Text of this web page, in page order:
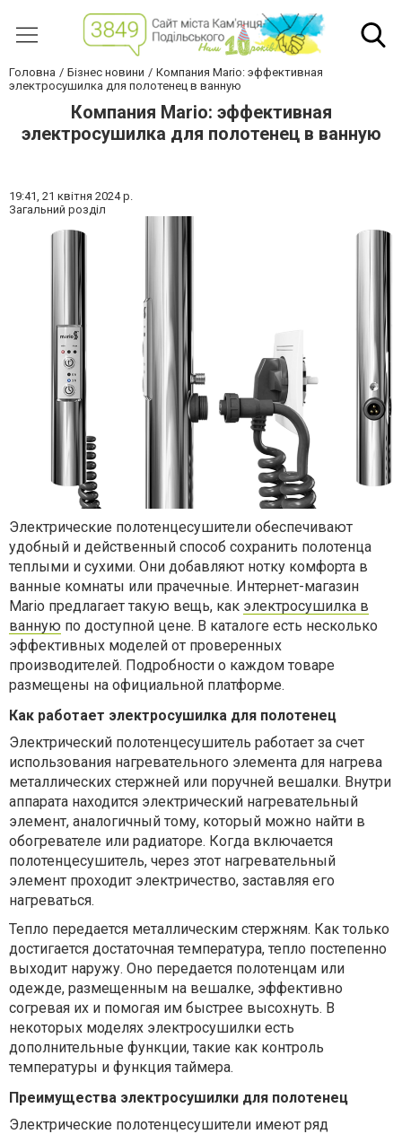
Головна Бізнес новини
Компания Mario: эффективная
электросушилка для полотенец в ванную
Компания Mario: эффективная
электросушилка для полотенец в ванную
19:41, 21 квітня 2024 р.
Загальний розділ
Электрические полотенцесушители обеспечивают
удобный и действенный способ сохранить полотенца
теплыми и сухими. Они добавляют нотку комфорта в
ванные комнаты или прачечные. Интернет-магазин
Mario предлагает такую вещь, как электросушилка в
ванную по доступной цене. В каталоге есть несколько
эффективных моделей от проверенных
производителей. Подробности о каждом товаре
размещены на официальной платформе.
Как работает электросушилка для полотенец
Электрический полотенцесушитель работает за счет
использования нагревательного элемента для нагрева
металлических стержней или поручней вешалки. Внутри
аппарата находится электрический нагревательный
элемент, аналогичный тому, который можно найти в
обогревателе или радиаторе. Когда включается
полотенцесушитель, через этот нагревательный
элемент проходит электричество, заставляя его
нагреваться.
Тепло передается металлическим стержням. Как только
достигается достаточная температура, тепло постепенно
выходит наружу. Оно передается полотенцам или
одежде, размещенным на вешалке, эффективно
согревая их и помогая им быстрее высохнуть. В
некоторых моделях электросушилки есть
дополнительные функции, такие как контроль
температуры и функция таймера.
Преимущества электросушилки для полотенец
Электрические полотенцесушители имеют ряд